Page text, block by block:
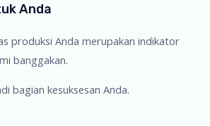
Anda
produksi Anda merupakan indikator
banggakan.
bagian kesuksesan Anda.